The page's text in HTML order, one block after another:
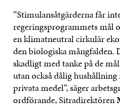
”Stimulansåtgärderna får
regeringsprogrammets mål
en klimatneutral cirkulär
den biologiska mångfalden.
skadligt med tanke på de
utan också dålig
privata medel”, säger
ordförande, Sitradirektören